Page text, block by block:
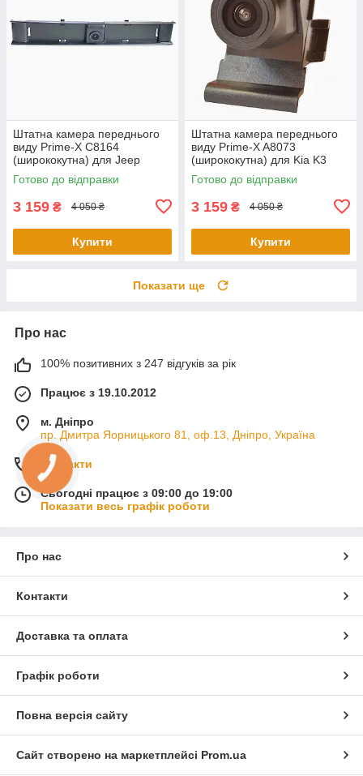
Штатна камера переднього
виду Prime-X C8164
(ширококутна) для Jeep
Compass 2017 - 2018
Готово до відправки
3 159 ₴ 4 050 ₴
Купити
Штатна камера переднього
виду Prime-X A8073
(ширококутна) для Kia K3
2012 - 2014
Готово до відправки
3 159 ₴ 4 050 ₴
Купити
Показати ще
Про нас
100% позитивних з 247 відгуків за рік
Працює з 19.10.2012
м. Дніпро
пр. Дмитра Яорницького 81, оф.13, Дніпро, Україна
Контакти
Сьогодні працює з 09:00 до 19:00
Показати весь графік роботи
Про нас
Контакти
Доставка та оплата
Графік роботи
Повна версія сайту
Сайт створено на маркетплейсі Prom.ua